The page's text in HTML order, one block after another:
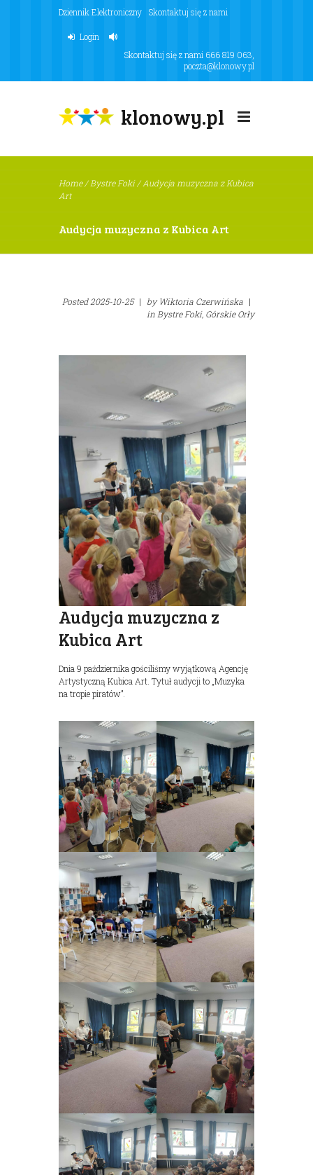
Dziennik Elektroniczny Skontaktuj się z nami
Login
Skontaktuj się z nami 666 819 063
poczta@klonowy.pl
klonowy.pl
Home/Bystre Foki/Audycja muzyczna z Kubica
Art
Audycja muzyczna z Kubica Art
Posted2025-10-25 | byWiktoria Czerwińska |
inBystre Foki, Górskie Orły
Audycja muzyczna z
Kubica Art
Dnia 9 października gościliśmy wyjątkową Agencję
Artystyczną Kubica Art. Tytuł audycji to „Muzyka
na tropie piratów”.